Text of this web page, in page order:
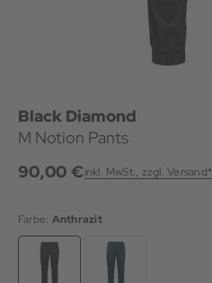
Black Diamond
M Notion Pants
90,00 €inkl. MwSt., zzgl. Versand*
Farbe: Anthrazit